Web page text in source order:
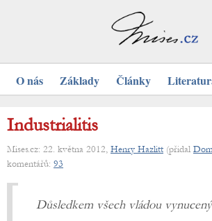
O nás Základy Články
Industrialitis
Mises.cz: 22. května 2012, Henry Hazlitt (přidal
komentářů: 93
Důsledkem všech vládou